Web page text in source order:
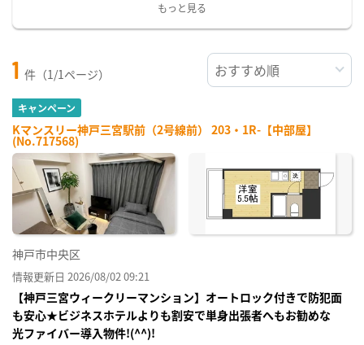
もっと見る
1 件（1/1ページ）
キャンペーン
Kマンスリー神戸三宮駅前（2号線前） 203・1R-【中部屋】
(No.717568)
神戸市中央区
情報更新日 2026/08/02 09:21
【神戸三宮ウィークリーマンション】オートロック付きで防犯面
も安心★ビジネスホテルよりも割安で単身出張者へもお勧めな
光ファイバー導入物件!(^^)!